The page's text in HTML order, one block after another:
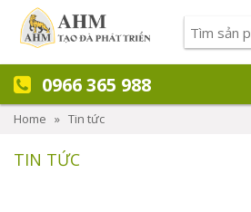
0966 365 988
Home » Tin tức
TIN TỨC